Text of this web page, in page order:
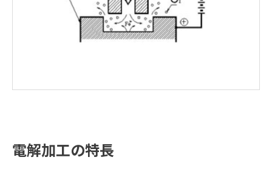
電解加工の特長